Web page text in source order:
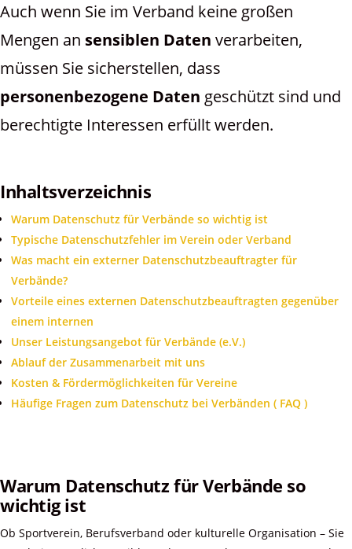
Auch wenn Sie im Verband keine großen
Mengen an sensiblen Daten verarbeiten,
müssen Sie sicherstellen, dass
personenbezogene Daten geschützt sind und
berechtigte Interessen erfüllt werden.
Inhaltsverzeichnis
Warum Datenschutz für Verbände so wichtig ist
Typische Datenschutzfehler im Verein oder Verband
Was macht ein externer Datenschutzbeauftragter für
Verbände?
Vorteile eines externen Datenschutzbeauftragten gegenüber
einem internen
Unser Leistungsangebot für Verbände (e.V.)
Ablauf der Zusammenarbeit mit uns
Kosten & Fördermöglichkeiten für Vereine
Häufige Fragen zum Datenschutz bei Verbänden ( FAQ )
Warum Datenschutz für Verbände so
wichtig ist
Ob Sportverein, Berufsverband oder kulturelle Organisation – Sie